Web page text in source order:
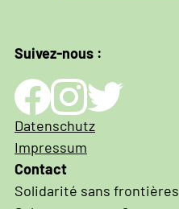
Suivez-nous :
Impressum
und
Datenschutz
Datenschutz
Impressum
Contact
Solidarité sans frontières